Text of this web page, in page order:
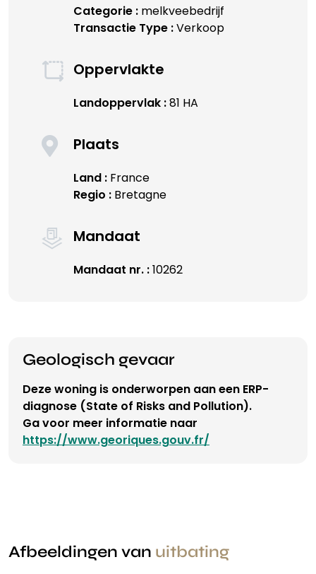
Categorie :melkveebedrijf
Transactie Type :Verkoop
Oppervlakte
Landoppervlak :81 HA
Plaats
Land :France
Regio :Bretagne
Mandaat
Mandaat nr. :10262
Geologisch gevaar
Deze woning is onderworpen aan een ERP-
diagnose (State of Risks and Pollution).
Ga voor meer informatie naar
https://www.georiques.gouv.fr/
Afbeeldingen van uitbating